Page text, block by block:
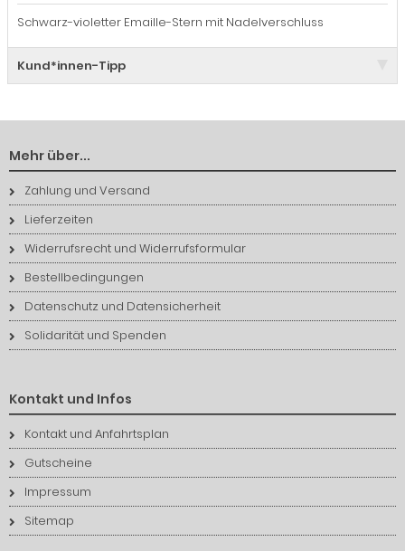
Schwarz-violetter Emaille-Stern mit Nadelverschluss
Kund*innen-Tipp
Mehr über...
Zahlung und Versand
Lieferzeiten
Widerrufsrecht und Widerrufsformular
Bestellbedingungen
Datenschutz und Datensicherheit
Solidarität und Spenden
Kontakt und Infos
Kontakt und Anfahrtsplan
Gutscheine
Impressum
Sitemap